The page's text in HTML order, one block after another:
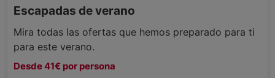
Escapadas de verano
Mira todas las ofertas que hemos preparado para ti
para este verano.
Desde 41€ por persona